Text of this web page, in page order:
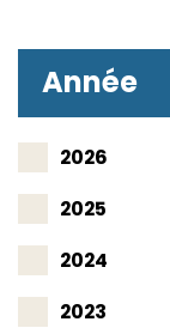
Année
2026
2025
2024
2023